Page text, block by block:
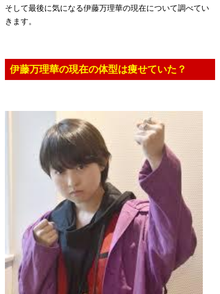
そして最後に気になる伊藤万理華の現在について調べてい
きます。
伊藤万理華の現在の体型は痩せていた？